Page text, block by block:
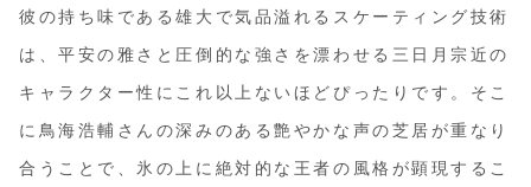
彼の持ち味である雄大で気品溢れるスケーティング技術
は、平安の雅さと圧倒的な強さを漂わせる三日月宗近の
キャラクター性にこれ以上ないほどぴったりです。そこ
に鳥海浩輔さんの深みのある艶やかな声の芝居が重なり
合うことで、氷の上に絶対的な王者の風格が顕現するこ